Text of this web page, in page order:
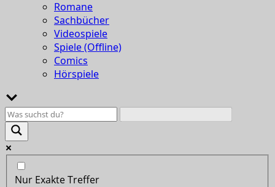
Romane
Sachbücher
Videospiele
Spiele (Offline)
Comics
Hörspiele
Nur Exakte Treffer